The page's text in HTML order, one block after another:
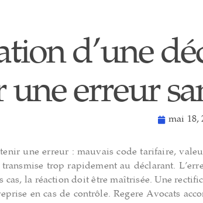
d’une
une erreur
mai 18,
une erreur : mauvais code tarifaire,
trop rapidement au déclarant.
la réaction doit être maîtrisée. Une
en cas de contrôle. Regere Avocats